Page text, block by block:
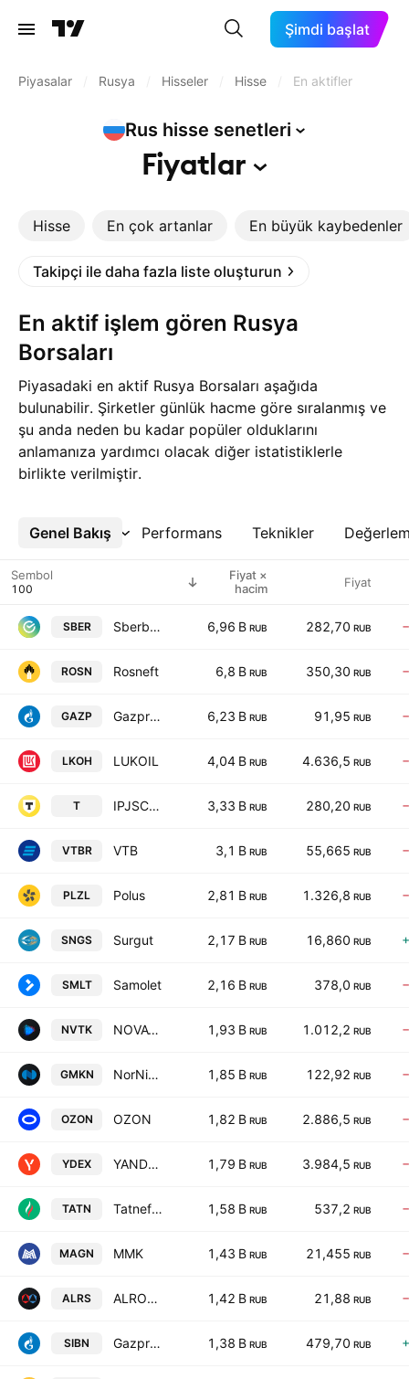
Şimdi başlat
Piyasalar Rusya Hisseler Hisse En aktifler
Rus hisse senetleri
Fiyatlar
Hisse En çok artanlar En büyük kaybedenler
Takipçi ile daha fazla liste oluşturun
En aktif işlem gören Rusya
Borsaları
Piyasadaki en aktif Rusya Borsaları aşağıda
bulunabilir. Şirketler günlük hacme göre sıralanmış ve
şu anda neden bu kadar popüler olduklarını
anlamanıza yardımcı olacak diğer istatistiklerle
birlikte verilmiştir.
Genel Bakış Performans Teknikler
Daha Fazla
Sembol
Fiyat ×
hacim
Fiyat
SBER Sberbank 6,96 B RUB 282,70 RUB
ROSN Rosneft 6,8 B RUB 350,30 RUB
GAZP Gazprom 6,23 B RUB 91,95 RUB
LKOH LUKOIL 4,04 B RUB 4.636,5 RUB
T IPJSC TCS Holding 3,33 B RUB 280,20 RUB
VTBR VTB 3,1 B RUB 55,665 RUB
PLZL Polus 2,81 B RUB 1.326,8 RUB
SNGS Surgut 2,17 B RUB 16,860 RUB
SMLT Samolet 2,16 B RUB 378,0 RUB
NVTK NOVATEK 1,93 B RUB 1.012,2 RUB
GMKN NorNickel GMK 1,85 B RUB 122,92 RUB
OZON OZON 1,82 B RUB 2.886,5 RUB
YDEX YANDEX 1,79 B RUB 3.984,5 RUB
TATN Tatneft-3 1,58 B RUB 537,2 RUB
MAGN MMK 1,43 B RUB 21,455 RUB
ALRS ALROSA 1,42 B RUB 21,88 RUB
SIBN Gazprom neft 1,38 B RUB 479,70 RUB